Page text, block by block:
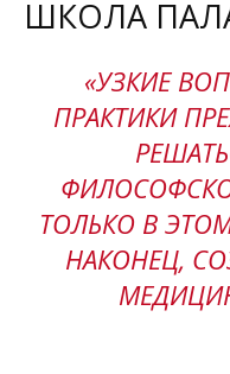
ШКОЛА
«УЗКИЕ
ПРАКТИКИ
ТОЛЬКО В
НАКОНЕЦ,